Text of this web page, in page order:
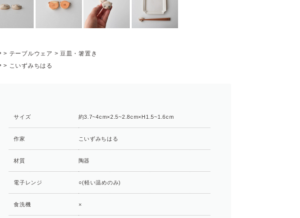
> テーブルウェア > 豆皿・箸置き
> こいずみちはる
サイズ 約3.7~4cm×2.5~2.8cm×H1.5~1.6cm
作家 こいずみちはる
材質 陶器
電子レンジ ○(軽い温めのみ)
食洗機 ×